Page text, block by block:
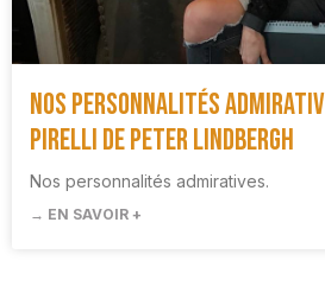
Nos personnalités
Pirelli de Peter Lindbergh
Nos personnalités admiratives.
→ EN SAVOIR +